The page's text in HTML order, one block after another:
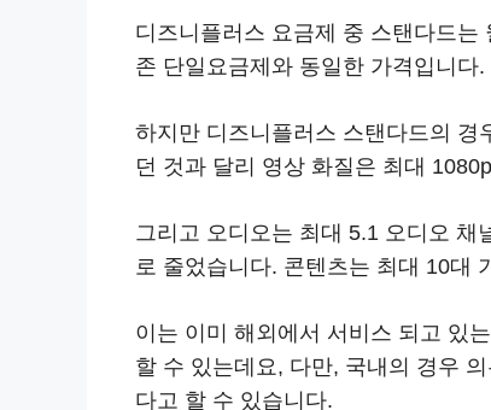
디즈니플러스 요금제 중 스탠다드는
존 단일요금제와 동일한 가격입니다.
하지만 디즈니플러스 스탠다드의 경
던 것과 달리 영상 화질은 최대
그리고 오디오는 최대 5.1 오디오
로 줄었습니다. 콘텐츠는 최대 10대
이는 이미 해외에서 서비스 되고 있
할 수 있는데요, 다만, 국내의 경우
다고 할 수 있습니다.